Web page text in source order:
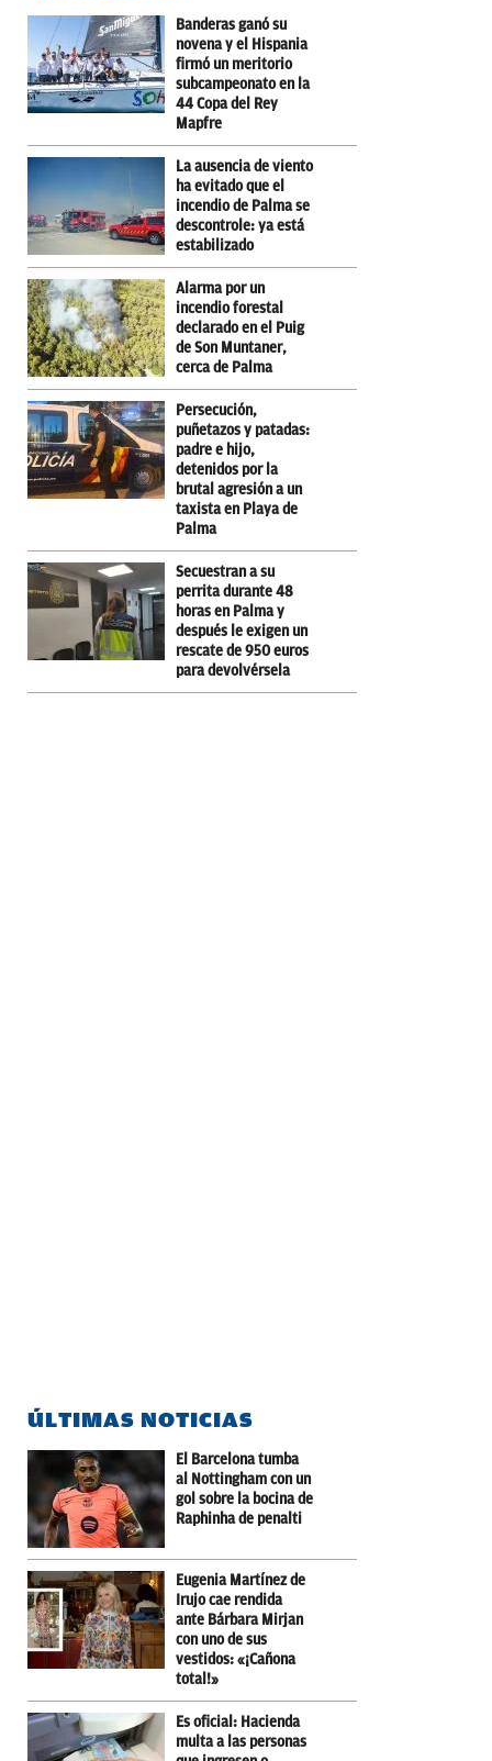
Banderas ganó su
novena y el Hispania
firmó un meritorio
subcampeonato en la
44 Copa del Rey
Mapfre
La ausencia de viento
ha evitado que el
incendio de Palma se
descontrole: ya está
estabilizado
Alarma por un
incendio forestal
declarado en el Puig
de Son Muntaner,
cerca de Palma
Persecución,
puñetazos y patadas:
padre e hijo,
detenidos por la
brutal agresión a un
taxista en Playa de
Palma
Secuestran a su
perrita durante 48
horas en Palma y
después le exigen un
rescate de 950 euros
para devolvérsela
ÚLTIMAS NOTICIAS
El Barcelona tumba
al Nottingham con un
gol sobre la bocina de
Raphinha de penalti
Eugenia Martínez de
Irujo cae rendida
ante Bárbara Mirjan
con uno de sus
vestidos: «¡Cañona
total!»
Es oficial: Hacienda
multa a las personas